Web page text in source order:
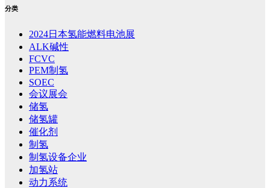
分类
2024日本氢能燃料电池展
ALK碱性
FCVC
PEM制氢
SOEC
会议展会
储氢
储氢罐
催化剂
制氢
制氢设备企业
加氢站
动力系统